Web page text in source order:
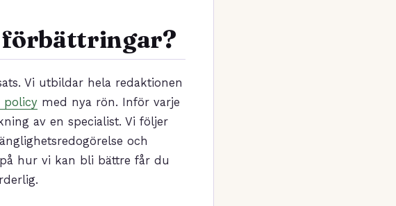
förbättringar?
Vi utbildar hela redaktionen
policy med nya rön. Inför varje
av en specialist. Vi följer
och
hur vi kan bli bättre får du